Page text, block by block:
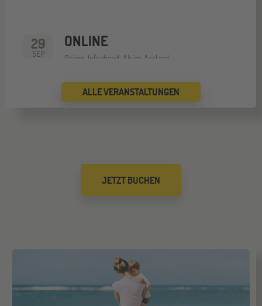
29
SEP
ONLINE
Online-Infoabend: Ab ins Ausland
Wien
Gräfelfing
Jugendbildungsmesse JuBi
ALLE VERANSTALTUNGEN
JETZT BUCHEN